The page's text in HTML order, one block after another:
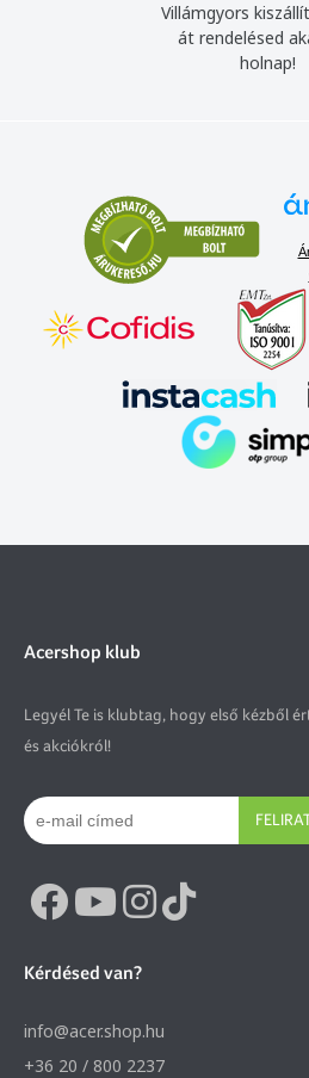
Villámgyors
át rendelésed
holnap!
Acershop klub
Legyél Te is klubtag, hogy első kézből
és akciókról!
Kérdésed van?
info@acer.shop.hu
+36 20 / 800 2237